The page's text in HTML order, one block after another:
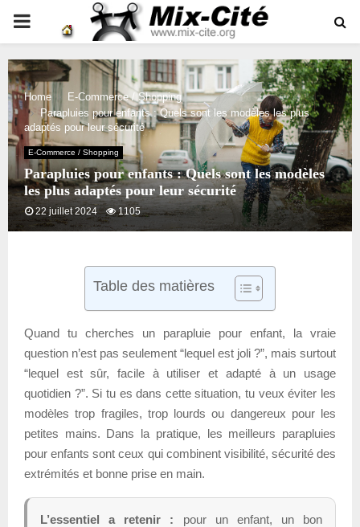
PRIMARY
MENU
Home
E-Commerce / Shopping
Parapluies pour enfants : Quels sont les modèles les plus
adaptés pour leur sécurité
E-Commerce / Shopping
Parapluies pour enfants : Quels sont les modèles
les plus adaptés pour leur sécurité
22 juillet 2024 1105
Table des matières
Quand tu cherches un parapluie pour enfant, la vraie
question n’est pas seulement “lequel est joli ?”, mais surtout
“lequel est sûr, facile à utiliser et adapté à un usage
quotidien ?”. Si tu es dans cette situation, tu veux éviter les
modèles trop fragiles, trop lourds ou dangereux pour les
petites mains. Dans la pratique, les meilleurs parapluies
pour enfants sont ceux qui combinent visibilité, sécurité des
extrémités et bonne prise en main.
L’essentiel a retenir : pour un enfant, un bon